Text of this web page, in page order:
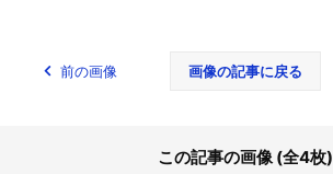
前の画像 画像の記事に戻る
この記事の画像 (全4枚)